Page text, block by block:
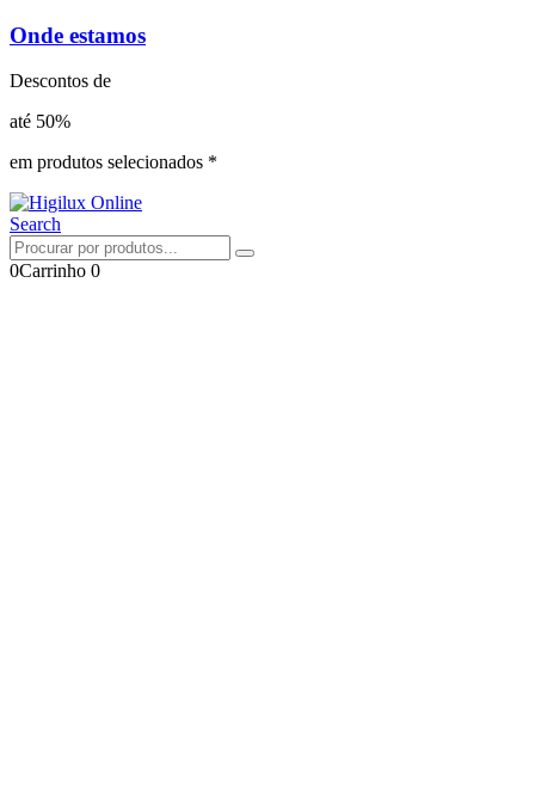
Onde estamos
Descontos de
até 50%
em produtos selecionados *
Search
0Carrinho 0